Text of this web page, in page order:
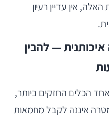
אין עדיין רעיון
— להבין
הכלים החזקים ביותר,
איננה לקבל מחמאות